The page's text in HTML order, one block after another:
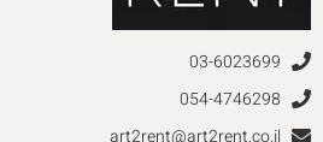
03-6023699
054-4746298
art2rent@art2rent.co.il